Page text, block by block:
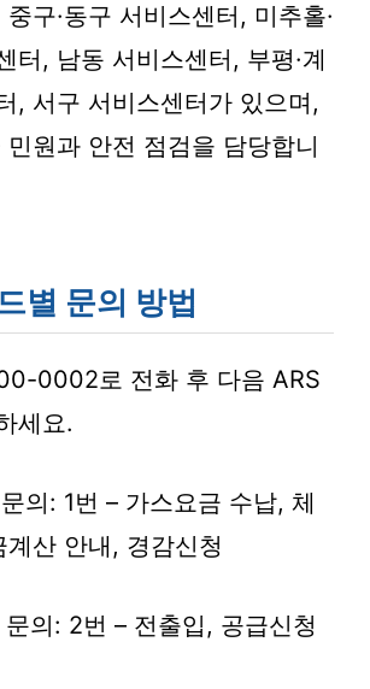
구·동구 서비스센터, 미추홀·
터, 남동 서비스센터, 부평·계
, 서구 서비스센터가 있으며,
원과 안전 점검을 담당합니
별 문의 방법
0002로 전화 후 다음 ARS
세요.
의: 1번 – 가스요금 수납, 체
계산 안내, 경감신청
의: 2번 – 전출입, 공급신청